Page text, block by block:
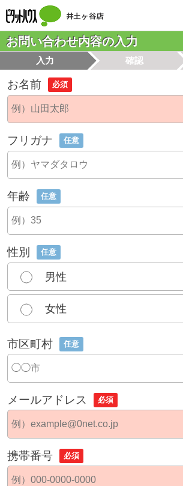
お問い合わせ内容の入力
入力 確認
お名前 必須
フリガナ 任意
年齢 任意
性別 任意
男性
女性
市区町村 任意
メールアドレス 必須
携帯番号 必須